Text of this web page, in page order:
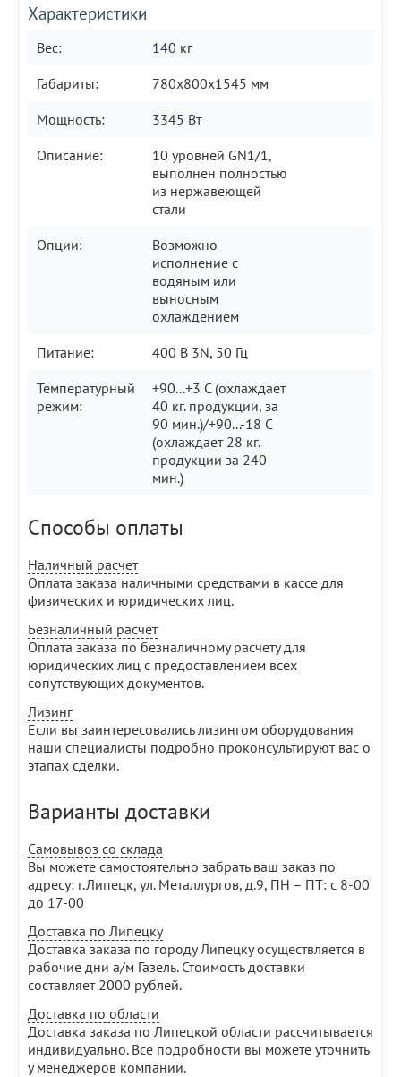
Характеристики
Вес:
140 кг
Габариты:
780x800x1545 мм
Мощность:
3345 Вт
Описание:
10 уровней GN1/1,
выполнен полностью
из нержавеющей
стали
Опции:
Возможно
исполнение с
водяным или
выносным
охлаждением
Питание:
400 В 3N, 50 Гц
Температурный
режим:
+90...+3 С (охлаждает
40 кг. продукции, за
90 мин.)/+90...-18 С
(охлаждает 28 кг.
продукции за 240
мин.)
Способы оплаты
Наличный расчет
Оплата заказа наличными средствами в кассе для
физических и юридических лиц.
Безналичный расчет
Оплата заказа по безналичному расчету для
юридических лиц с предоставлением всех
сопутствующих документов.
Лизинг
Если вы заинтересовались лизингом оборудования
наши специалисты подробно проконсультируют вас о
этапах сделки.
Варианты доставки
Самовывоз со склада
Вы можете самостоятельно забрать ваш заказ по
адресу: г.Липецк, ул. Металлургов, д.9, ПН – ПТ: с 8-00
до 17-00
Доставка по Липецку
Доставка заказа по городу Липецку осуществляется в
рабочие дни а/м Газель. Стоимость доставки
составляет 2000 рублей.
Доставка по области
Доставка заказа по Липецкой области рассчитывается
индивидуально. Все подробности вы можете уточнить
у менеджеров компании.